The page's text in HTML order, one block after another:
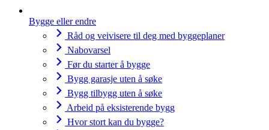
Bygge eller endre
Råd og veivisere til deg med byggeplaner
Nabovarsel
Før du starter å bygge
Bygg garasje uten å søke
Bygg tilbygg uten å søke
Arbeid på eksisterende bygg
Hvor stort kan du bygge?